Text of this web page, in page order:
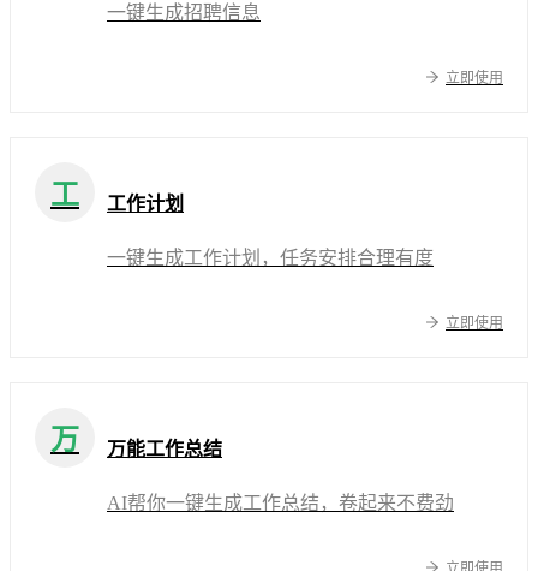
一键生成招聘信息
立即使用
工 工作计划
一键生成工作计划，任务安排合理有度
立即使用
万 万能工作总结
AI帮你一键生成工作总结，卷起来不费劲